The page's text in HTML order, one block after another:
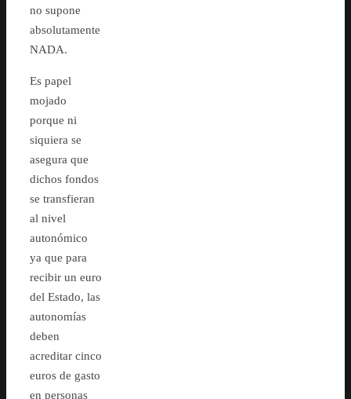
no supone
absolutamente
NADA.
Es papel
mojado
porque ni
siquiera se
asegura que
dichos fondos
se transfieran
al nivel
autonómico
ya que para
recibir un euro
del Estado, las
autonomías
deben
acreditar cinco
euros de gasto
en personas